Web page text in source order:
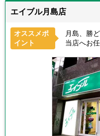
エイブル月島店
オススメポ
イント
月島、勝
当店へお